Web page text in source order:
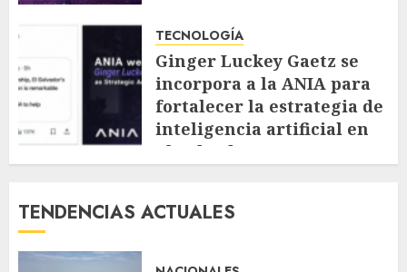
TECNOLOGÍA
Ginger Luckey Gaetz se
incorpora a la ANIA para
fortalecer la estrategia de
inteligencia artificial en
El Salvador
TENDENCIAS ACTUALES